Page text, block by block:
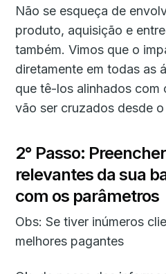
Não se esqueça de
produto, aquisição e
também. Vimos que o
diretamente em todas as
que tê-los alinhados com
vão ser cruzados desde
2° Passo:
relevantes da sua
com os parâmetros
Obs: Se tiver inúmeros
melhores pagantes